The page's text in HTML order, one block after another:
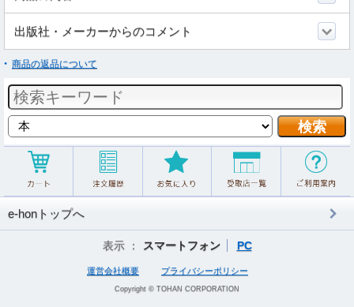
出版社・メーカーからのコメント
商品の返品について
e-honトップへ
表示 ： スマートフォン PC
運営会社概要 プライバシーポリシー
Copyright © TOHAN CORPORATION